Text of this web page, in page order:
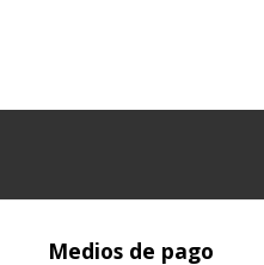
Medios de pago